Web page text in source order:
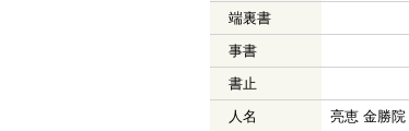
端裏書
事書
書止
人名
亮恵 金勝院